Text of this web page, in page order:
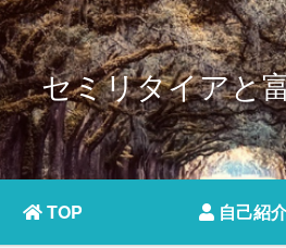
セミリタイアと
TOP 自己紹